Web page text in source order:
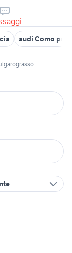
audi Como